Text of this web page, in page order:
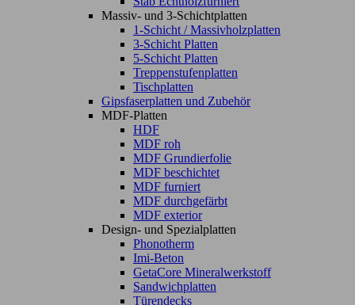
Massiv- und 3-Schichtplatten
1-Schicht / Massivholzplatten
3-Schicht Platten
5-Schicht Platten
Treppenstufenplatten
Tischplatten
Gipsfaserplatten und Zubehör
MDF-Platten
HDF
MDF roh
MDF Grundierfolie
MDF beschichtet
MDF furniert
MDF durchgefärbt
MDF exterior
Design- und Spezialplatten
Phonotherm
Imi-Beton
GetaCore Mineralwerkstoff
Sandwichplatten
Türendecks